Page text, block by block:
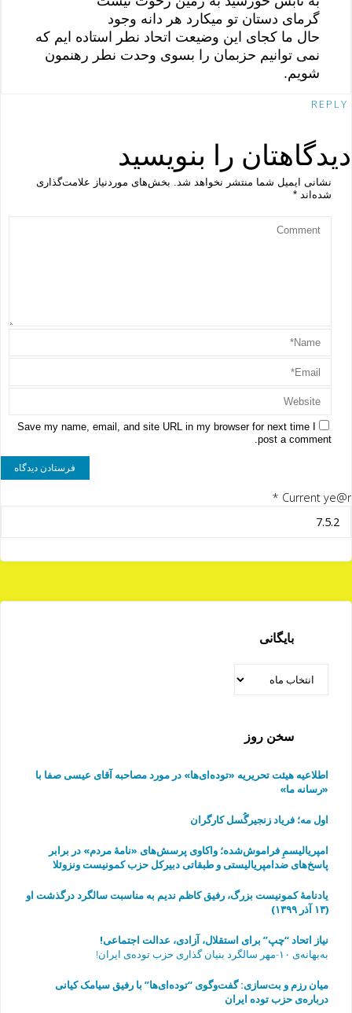
گرمای دستان تو میکارد هر دانه وجود
حال ما کجای این وضیعت اتحاد نطر استاده ایم که
نمی توانیم حزبمان را بسوی وحدت نطر رهنمون
شویم.
REPLY
دیدگاهتان را بنویسید
نشانی ایمیل شما منتشر نخواهد شد.
بخش‌های موردنیاز علامت‌گذاری
شده‌اند *
Save my name, email, and site URL in my browser for next time I
post a comment.
Current ye@r
*
بایگانی
سخن روز
اطلاعیه هیئت تحریریه «توده‌ای‌ها» در مورد مصاحبه آقای عیسی صفا با
«رسانه ما»
اول مه؛ فریاد زنجیرگُسل کارگران
امپریالیسمِ فراموش‌شده؛ واکاوی پرسش‌های «نامهٔ مردم» در برابر
پاسخ‌های ضدامپریالیستی و طبقاتی دبیرکل حزب کمونیست ونزوئلا
یادنامۀ کمونیست بزرگ، رفیق کاظم ندیم به مناسبت سالگرد درگذشت او
(۱۳ آذر ۱۳۹۹)
نیاز اتحاد “چپ” برای استقلال، آزادی، عدالت اجتماعی!
به‌بهانه‌ی ۱۰-مهر سالگرد بنیان گذاری حزب توده‌ی ایران!
میان رزم و بت‌سازی: گفت‌وگوی “توده‌ای‌ها” با رفیق سیامک کیانی
درباره‌ی حزب توده ایران